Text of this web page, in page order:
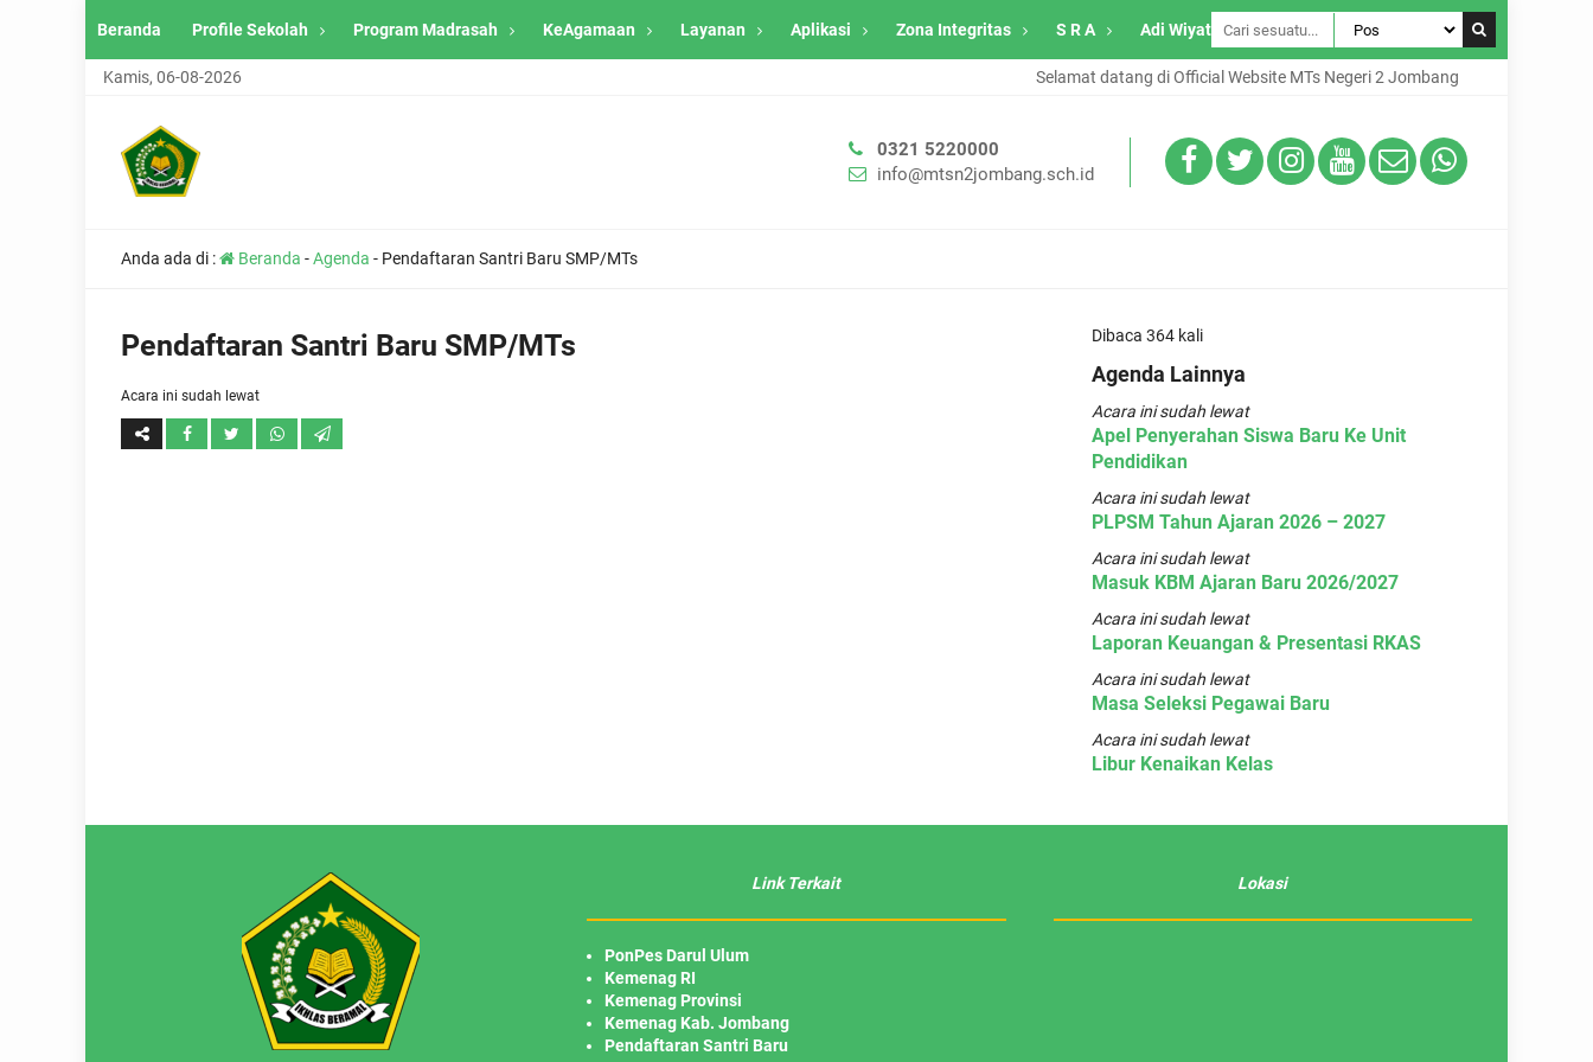
Beranda Profile Sekolah Program Madrasah KeAgamaan Layanan Aplikasi Zona Integritas S R A Adi Wiyata
Kamis, 06-08-2026 Selamat datang di Official Website MTs Negeri 2 Jombang
0321 5220000
info@mtsn2jombang.sch.id
Anda ada di : Beranda -Agenda - Pendaftaran Santri Baru SMP/MTs
Pendaftaran Santri Baru SMP/MTs
Acara ini sudah lewat
Dibaca 364 kali
Agenda Lainnya
Acara ini sudah lewat
Apel Penyerahan Siswa Baru Ke Unit
Pendidikan
Acara ini sudah lewat
PLPSM Tahun Ajaran 2026 – 2027
Acara ini sudah lewat
Masuk KBM Ajaran Baru 2026/2027
Acara ini sudah lewat
Laporan Keuangan & Presentasi RKAS
Acara ini sudah lewat
Masa Seleksi Pegawai Baru
Acara ini sudah lewat
Libur Kenaikan Kelas
Link Terkait
PonPes Darul Ulum
Kemenag RI
Kemenag Provinsi
Kemenag Kab. Jombang
Pendaftaran Santri Baru
Lokasi